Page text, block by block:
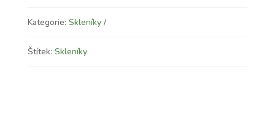
Kategorie: Skleníky
Štítek: Skleníky